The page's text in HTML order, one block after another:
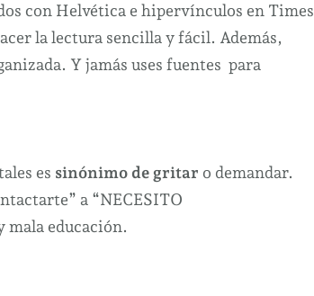
con Helvética e hipervínculos en Times
la lectura sencilla y fácil. Además,
Y jamás uses fuentes para
es sinónimo de gritar o demandar.
a “NECESITO
mala educación.